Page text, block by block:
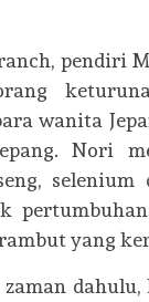
pendiri
wanita
Nori
selenium
yang